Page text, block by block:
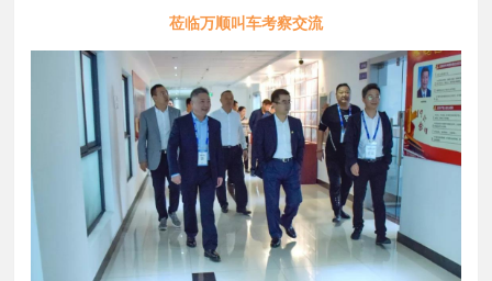
莅临万顺叫车考察交流